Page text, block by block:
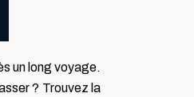
un long voyage.
? Trouvez la